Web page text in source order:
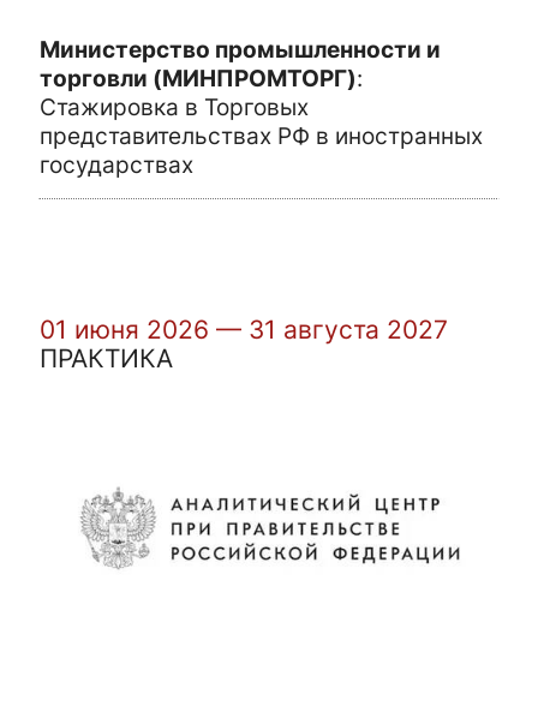
Министерство промышленности и
торговли (МИНПРОМТОРГ):
Стажировка в Торговых
представительствах РФ в иностранных
государствах
01 июня 2026 — 31 августа 2027
ПРАКТИКА